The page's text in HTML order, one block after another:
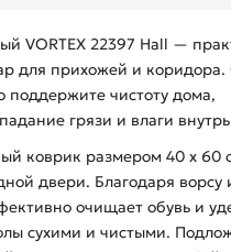
VORTEX 22397 Hall —
для прихожей и коридора.
чистоту дома,
грязи и влаги
коврик размером 40 х 60
двери. Благодаря ворсу
очищает обувь и
сухими и чистыми.